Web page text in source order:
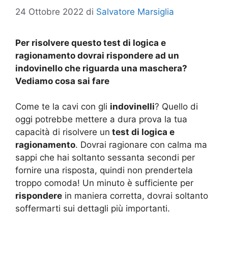
24 Ottobre 2022 di Salvatore Marsiglia
Per risolvere questo test di logica e
ragionamento dovrai rispondere ad un
indovinello che riguarda una maschera?
Vediamo cosa sai fare
Come te la cavi con gli indovinelli? Quello di
oggi potrebbe mettere a dura prova la tua
capacità di risolvere un test di logica e
ragionamento. Dovrai ragionare con calma ma
sappi che hai soltanto sessanta secondi per
fornire una risposta, quindi non prendertela
troppo comoda! Un minuto è sufficiente per
rispondere in maniera corretta, dovrai soltanto
soffermarti sui dettagli più importanti.